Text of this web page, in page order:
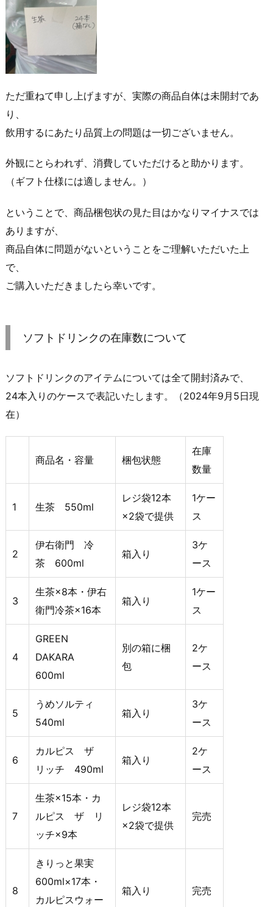
ただ重ねて申し上げますが、実際の商品自体は未開封であ
り、
飲用するにあたり品質上の問題は一切ございません。
外観にとらわれず、消費していただけると助かります。
（ギフト仕様には適しません。）
ということで、商品梱包状の見た目はかなりマイナスでは
ありますが、
商品自体に問題がないということをご理解いただいた上
で、
ご購入いただきましたら幸いです。
ソフトドリンクの在庫数について
ソフトドリンクのアイテムについては全て開封済みで、
24本入りのケースで表記いたします。（2024年9月5日現
在）
商品名・容量 梱包状態
在庫
数量
1 生茶 550ml
レジ袋12本
×2袋で提供
1ケー
ス
2
伊右衛門 冷
茶 600ml
箱入り
3ケ
ース
3
生茶×8本・伊右
衛門冷茶×16本
箱入り
1ケー
ス
4
GREEN
DAKARA
600ml
別の箱に梱
包
2ケ
ース
5
うめソルティ
540ml
箱入り
3ケ
ース
6
カルピス ザ
リッチ 490ml
箱入り
2ケ
ース
7
生茶×15本・カ
ルピス ザ リ
ッチ×9本
レジ袋12本
×2袋で提供
完売
8
きりっと果実
600ml×17本・
カルピスウォー
箱入り 完売